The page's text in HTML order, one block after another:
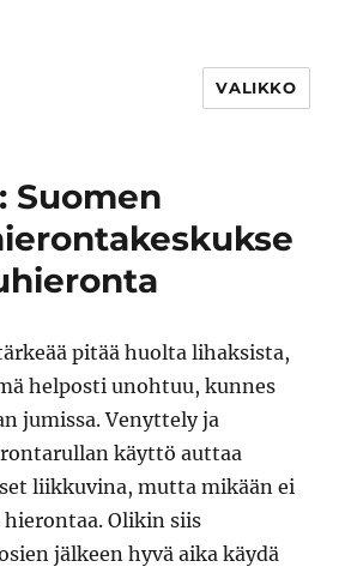
VALIKKO
Suomen
pitää huolta lihaksista,
helposti unohtuu, kunnes
jumissa. Venyttely ja
käyttö auttaa
liikkuvina, mutta mikään ei
Olikin siis
jälkeen hyvä aika käydä